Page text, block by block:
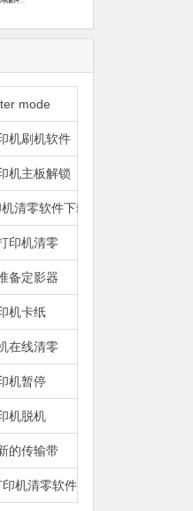
mode
机刷机软件
机主板解锁
清零软件下载
印机清零
备定影器
机卡纸
在线清零
机暂停
机脱机
的传输带
机清零软件